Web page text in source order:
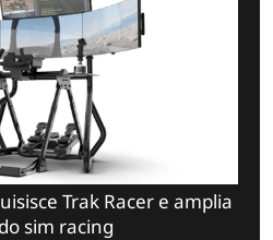
Trak Racer e amplia
sim racing